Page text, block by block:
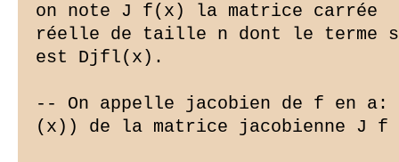
on note J f(x) la matrice carrée
réelle de taille n dont le terme
est Djfl(x).
-- On appelle jacobien de f en
(x)) de la matrice jacobienne J